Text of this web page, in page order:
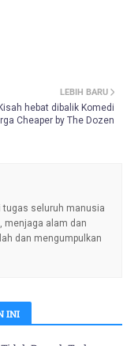
LEBIH BARU
Kisah hebat dibalik Komedi
Cheaper by The Dozen
seluruh manusia
menjaga alam dan
dan mengumpulkan
INI